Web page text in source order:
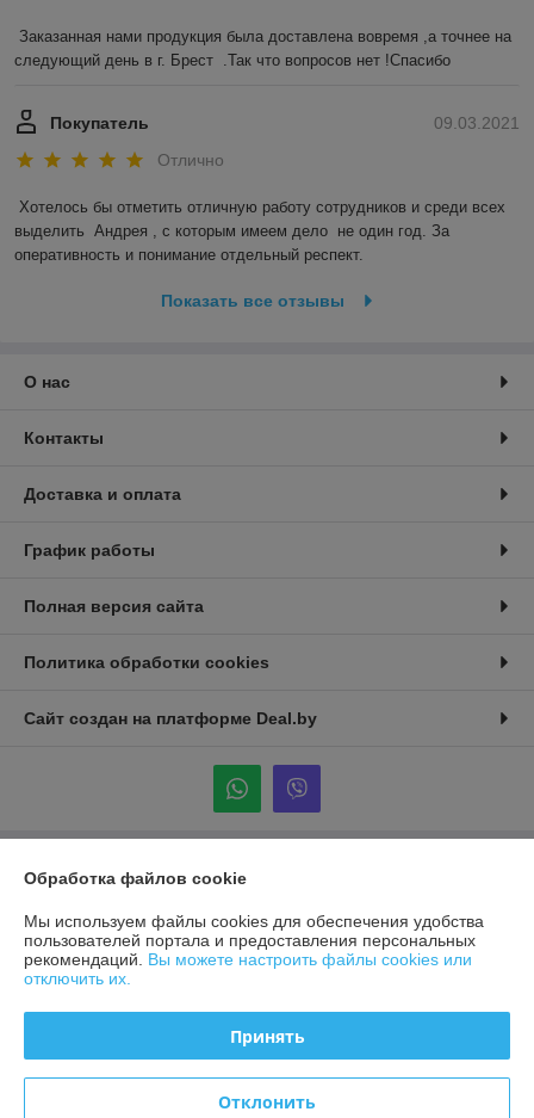
Заказанная нами продукция была доставлена вовремя ,а точнее на
следующий день в г. Брест  .Так что вопросов нет !Спасибо
09.03.2021
Покупатель
Отлично
Хотелось бы отметить отличную работу сотрудников и среди всех
выделить  Андрея , с которым имеем дело  не один год. За
оперативность и понимание отдельный респект.
Показать все отзывы
О нас
Контакты
Доставка и оплата
График работы
Полная версия сайта
Политика обработки cookies
Сайт создан на платформе Deal.by
Информация для покупателя
Юридическое лицо:ООО "АГРОДАХ"
223053, Республика Беларусь, Минский р-н, д.Боровая, д.1, оф.201
Регистрационный номер ЕГР: 191721677
УНП: 191721677
Регистрационный орган: Исполком Фрунзенского р-на
Дата регистрации компании: 10.02.2016
Обработка файлов cookie
Мы используем файлы cookies для обеспечения удобства
пользователей портала и предоставления персональных
рекомендаций. Вы можете настроить файлы cookies или
отключить их.
Принять
Отклонить